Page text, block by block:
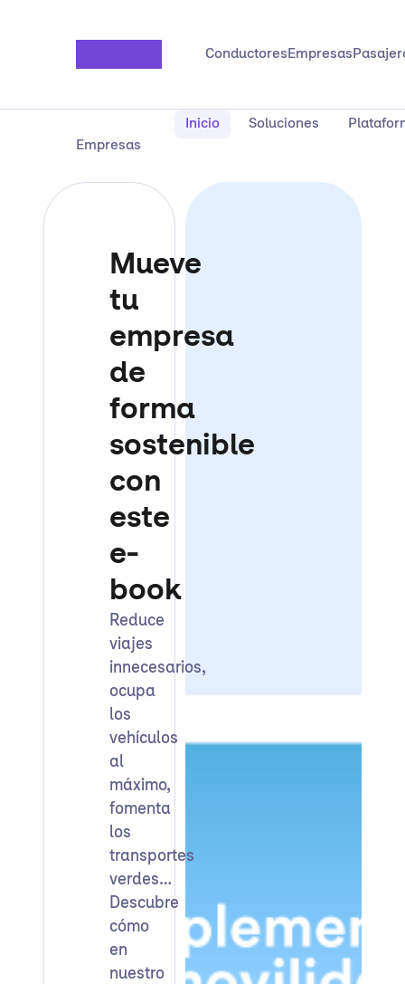
Conductores Empresas
Empresas
Inicio Soluciones
Mueve
tu
empresa
de
forma
sostenible
con
este
e-
book
Reduce
viajes
innecesarios,
ocupa
los
vehículos
al
máximo,
fomenta
los
transportes
verdes…
Descubre
cómo
en
nuestro